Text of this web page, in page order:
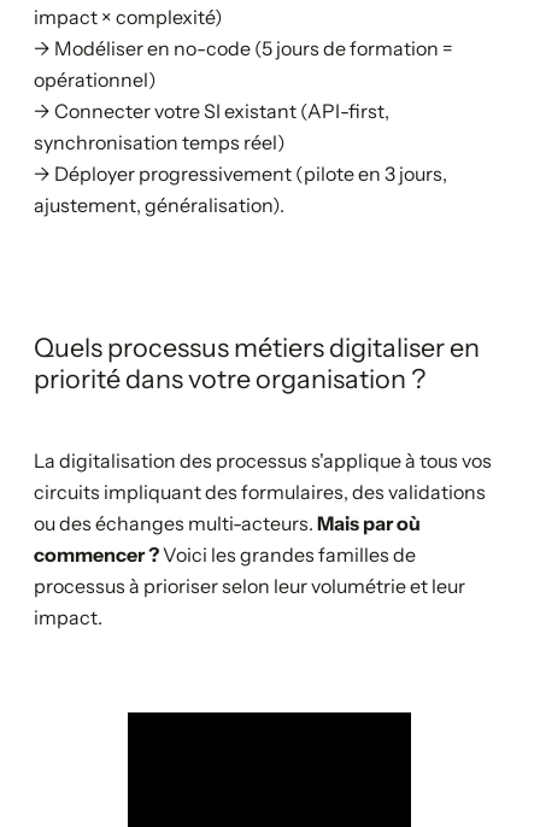
impact × complexité)
→ Modéliser en no-code (5 jours de formation =
opérationnel)
→ Connecter votre SI existant (API-first,
synchronisation temps réel)
→ Déployer progressivement (pilote en 3 jours,
ajustement, généralisation).
Quels processus métiers digitaliser en
priorité dans votre organisation ?
La digitalisation des processus s'applique à tous vos
circuits impliquant des formulaires, des validations
ou des échanges multi-acteurs. Mais par où
commencer ?Voici les grandes familles de
processus à prioriser selon leur volumétrie et leur
impact.